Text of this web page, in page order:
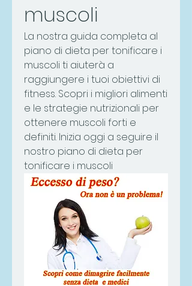
muscoli
La nostra guida completa al
piano di dieta per tonificare i
muscoli ti aiuterà a
raggiungere i tuoi obiettivi di
fitness. Scopri i migliori alimenti
e le strategie nutrizionali per
ottenere muscoli forti e
definiti. Inizia oggi a seguire il
nostro piano di dieta per
tonificare i muscoli